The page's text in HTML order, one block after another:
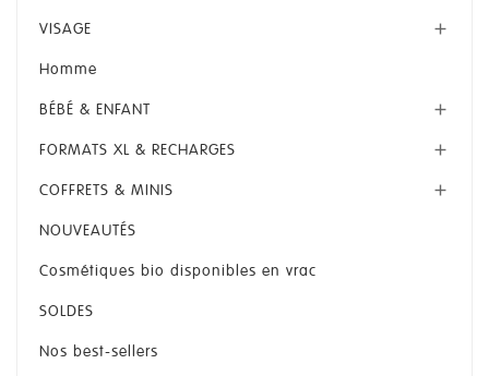
VISAGE 
Homme
BÉBÉ & ENFANT 
FORMATS XL & RECHARGES 
COFFRETS & MINIS 
NOUVEAUTÉS
Cosmétiques bio disponibles en vrac
SOLDES
Nos best-sellers